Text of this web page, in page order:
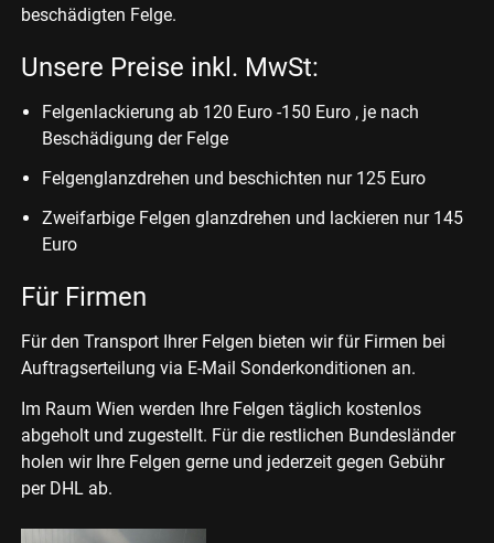
beschädigten Felge.
Unsere Preise inkl. MwSt:
Felgenlackierung ab 120 Euro -150 Euro , je nach
Beschädigung der Felge
Felgenglanzdrehen und beschichten nur 125 Euro
Zweifarbige Felgen glanzdrehen und lackieren nur 145
Euro
Für Firmen
Für den Transport Ihrer Felgen bieten wir für Firmen bei
Auftragserteilung via E-Mail Sonderkonditionen an.
Im Raum Wien werden Ihre Felgen täglich kostenlos
abgeholt und zugestellt. Für die restlichen Bundesländer
holen wir Ihre Felgen gerne und jederzeit gegen Gebühr
per DHL ab.